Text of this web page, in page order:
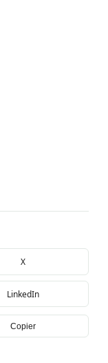
X
LinkedIn
Copier